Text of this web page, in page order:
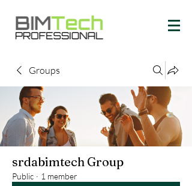
Groups
srdabimtech Group
Public · 1 member